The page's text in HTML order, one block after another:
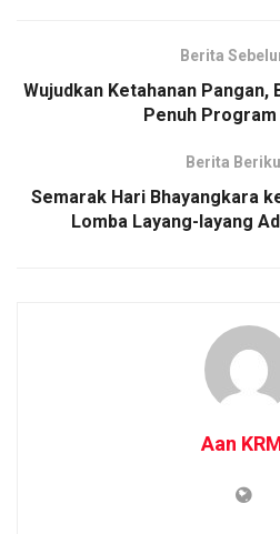
Berita
Wujudkan Ketahanan Pangan,
Penuh Program
Berita
Semarak Hari Bhayangkara
Lomba Layang-layang
Aan